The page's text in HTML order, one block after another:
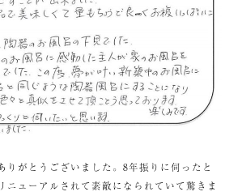
りがとうございました。8年振りに伺ったと
ニューアルされて素敵になられていて驚きま